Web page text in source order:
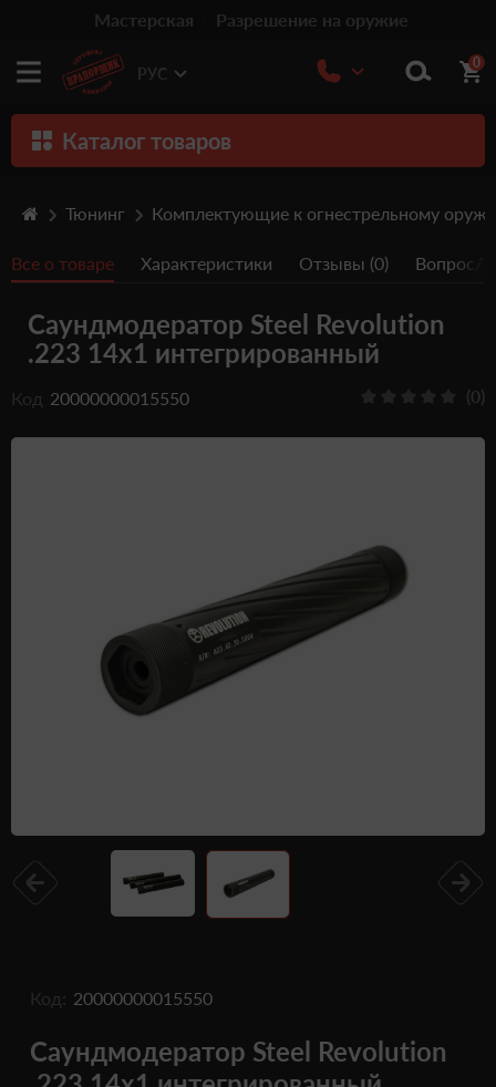
Мастерская Разрешение на оружие
РУС
0
Каталог товаров
Травматическое оружие
Пистолеты
Оптика
Тюнинг
Подарочные Сертификати
Тюнинг Комплектующие к огнестрельному
Все о товаре Характеристики Отзывы (0) Вопрос/
Саундмодератор Steel Revolution
.223 14х1 интегрированный
Код 20000000015550 (0)
Код: 20000000015550
Саундмодератор Steel Revolution